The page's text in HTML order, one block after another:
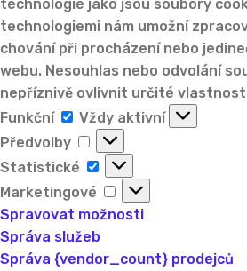
technologie jako jsou soubory
technologiemi nám umožní
chování při procházení nebo
webu. Nesouhlas nebo odvolání
nepříznivě ovlivnit určité
Funkční
Funkční
Vždy aktivní
Předvolby
Předvolby
Statistické
Statistické
Marketingové
Marketingové
Spravovat možnosti
Správa služeb
Správa {vendor_count} prodejců